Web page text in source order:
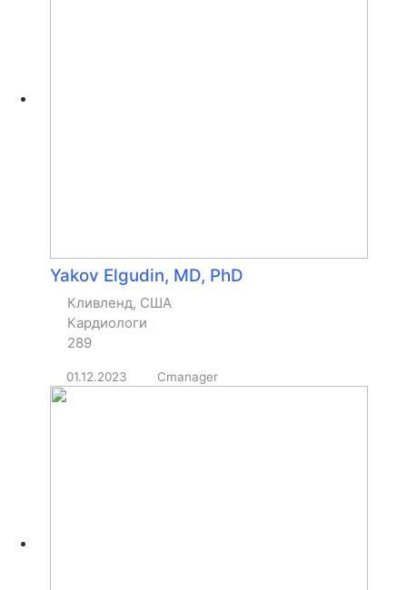
Yakov Elgudin, MD, PhD
Кливленд, США
Кардиологи
289
01.12.2023 Cmanager